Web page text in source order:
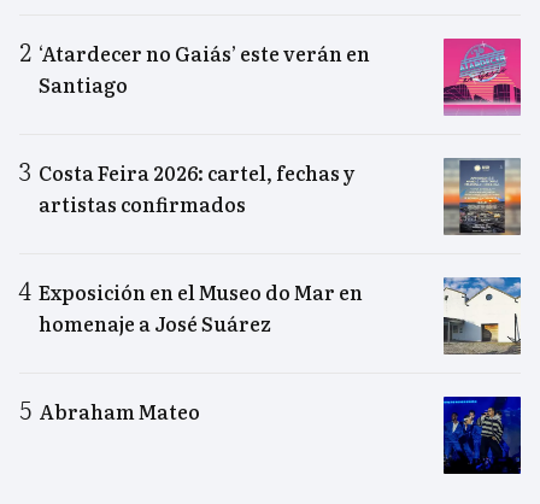
‘Atardecer no Gaiás’ este verán en
Santiago
Costa Feira 2026: cartel, fechas y
artistas confirmados
Exposición en el Museo do Mar en
homenaje a José Suárez
Abraham Mateo